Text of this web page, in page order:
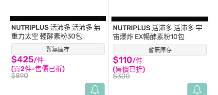
暫無庫存
NUTRIPLUS 活沛多 活沛多 無
重力太空 輕酵素粉30包
$425/件
(買2件-售價已折)
$890
(8) 暫無庫存
NUTRIPLUS 活沛多 活沛多 宇
宙爆炸 EX暢酵素粉10包
$110/件
(售價已折)
$300
(37)